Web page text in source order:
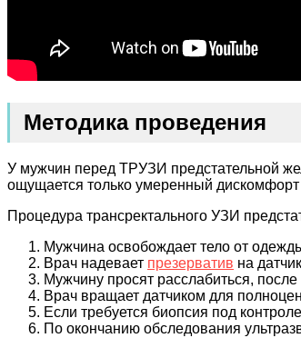
Методика проведения
У мужчин перед ТРУЗИ предстательной
ощущается только умеренный
Процедура трансректального УЗИ
Мужчина освобождает тело от
Врач надевает презерватив на
Мужчину просят расслабиться,
Врач вращает датчиком для
Если требуется биопсия под
По окончанию обследования